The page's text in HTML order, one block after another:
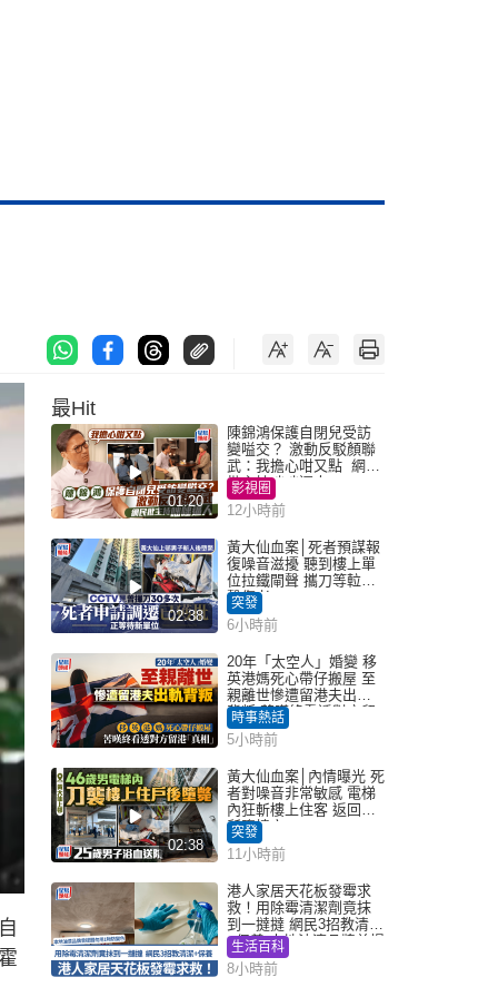
最Hit
01:20
陳錦鴻保護自閉兒受訪
變嗌交？ 激動反駁顏聯
武：我擔心咁又點 網民
批主持咄咄逼人
影視圈
12小時前
02:38
黃大仙血案│死者預謀報
復噪音滋擾 聽到樓上單
位拉鐵閘聲 攜刀等𨋢伏
擊傷者
突發
6小時前
20年「太空人」婚變 移
英港媽死心帶仔搬屋 至
親離世慘遭留港夫出軌
背叛 苦嘆終看透對方留
港「真相」｜Juicy叮
時事熱話
5小時前
02:38
黃大仙血案│內情曝光 死
者對噪音非常敏感 電梯
內狂斬樓上住客 返回住
所墮樓亡
突發
11小時前
港人家居天花板發霉求
救！用除霉清潔劑竟抹
到一撻撻 網民3招教清潔
+保養 本地油漆品牌曾提
醒勿用1物防變色
生活百科
8小時前